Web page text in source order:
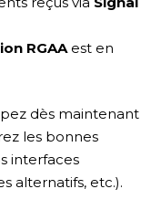
RGAA est en
dès maintenant
les bonnes
interfaces
alternatifs, etc.).